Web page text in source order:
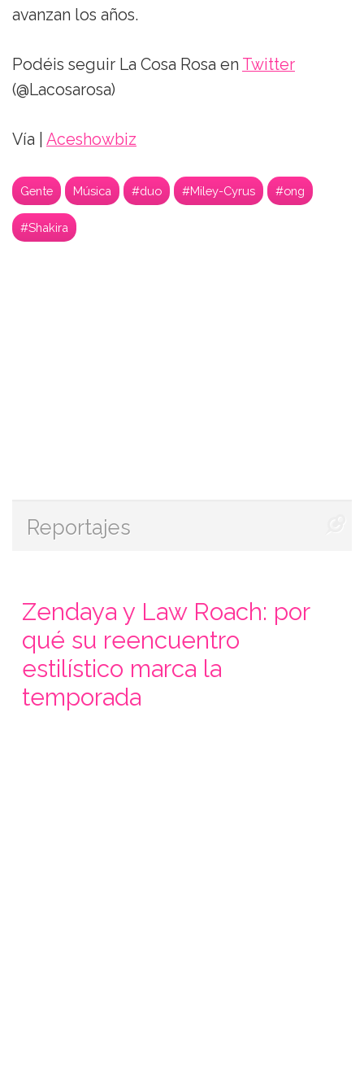
avanzan los años.
Podéis seguir La Cosa Rosa en Twitter
(@Lacosarosa)
Vía | Aceshowbiz
Gente Música #duo #Miley-Cyrus #ong
#Shakira
Reportajes
Zendaya y Law Roach: por
qué su reencuentro
estilístico marca la
temporada